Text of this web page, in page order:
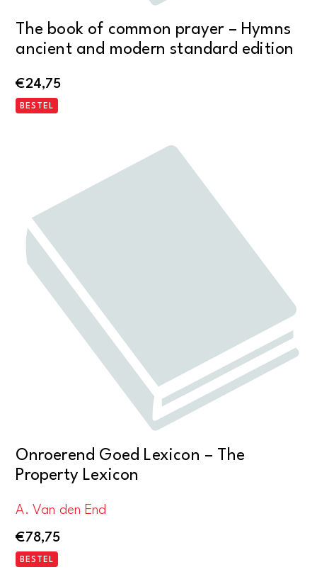
The book of common prayer – Hymns
ancient and modern standard edition
€24,75
BESTEL
Onroerend Goed Lexicon – The
Property Lexicon
A. Van den End
€78,75
BESTEL